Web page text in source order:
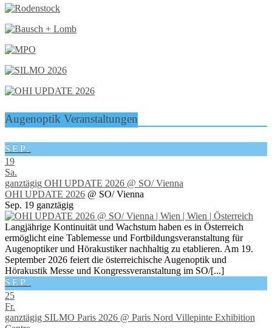
Augenoptik Veranstaltungen
SEP.
19
Sa.
ganztägig OHI UPDATE 2026 @ SO/ Vienna
OHI UPDATE 2026 @ SO/ Vienna
Sep. 19 ganztägig
Langjährige Kontinuität und Wachstum haben es in Österreich
ermöglicht eine Tablemesse und Fortbildungsveranstaltung für
Augenoptiker und Hörakustiker nachhaltig zu etablieren. Am 19.
September 2026 feiert die österreichische Augenoptik und
Hörakustik Messe und Kongressveranstaltung im SO/[...]
SEP.
25
Fr.
ganztägig SILMO Paris 2026 @ Paris Nord Villepinte Exhibition